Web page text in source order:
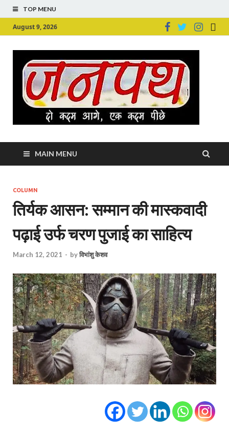
TOP MENU
August 9, 2026
MAIN MENU
COLUMN
तिर्यक आसन: सम्मान की मास्कवादी
पढ़ाई उर्फ चरण पुजाई का साहित्य
March 12, 2021 - byविभांशु केशव